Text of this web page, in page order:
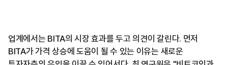
업계에서는 BITA의 시장 효과를 두고 의견이 갈린다. 먼저
BITA가 가격 상승에 도움이 될 수 있는 이유는 새로운